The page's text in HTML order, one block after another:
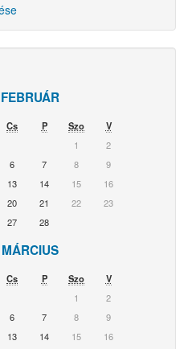
Cs P Szo
V
1
2
6 7 8
9
13 14 15
16
20 21 22
23
27 28
Cs P Szo
V
1
2
6 7 8
9
13 14 15
16